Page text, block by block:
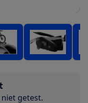
getest.